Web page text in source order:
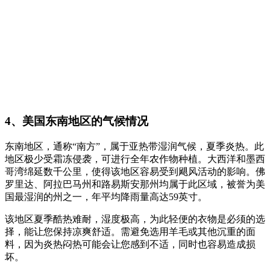
4、美国东南地区的气候情况
东南地区，通称“南方”，属于亚热带湿润气候，夏季炎热。此
地区极少受霜冻侵袭，可进行全年农作物种植。大西洋和墨西
哥湾绵延数千公里，使得该地区容易受到飓风活动的影响。佛
罗里达、阿拉巴马州和路易斯安那州均属于此区域，被誉为美
国最湿润的州之一，年平均降雨量高达59英寸。
该地区夏季酷热难耐，湿度极高，为此轻便的衣物是必须的选
择，能让您保持凉爽舒适。需避免选用羊毛或其他沉重的面
料，因为炎热闷热可能会让您感到不适，同时也容易造成损
坏。